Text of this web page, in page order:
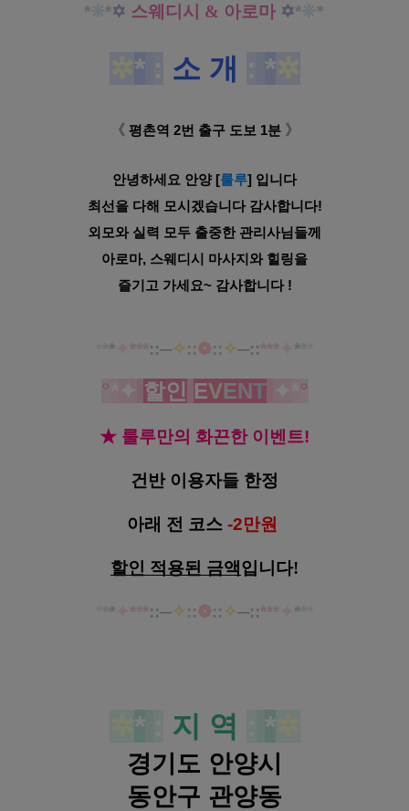
* *✡ 스웨디시 & 아로마 ✡* *
* 소 개 *✲
《 평촌역 2번 출구 도보 1분 》
안녕하세요 안양 [룰루] 입니다
최선을 다해 모시겠습니다 감사합니다!
외모와 실력 모두 출중한 관리사님들께
아로마, 스웨디시 마사지와 힐링을
즐기고 가세요~ 감사합니다 !
* ***::─✧::❁::✧─::*** *
할인 EVENT
★ 룰루만의 화끈한 이벤트!
건반 이용자들 한정
아래 전 코스 -2만원
할인 적용된 금액 입니다!
* ***::─✧::❁::✧─::*** *
* 지 역 *✲
경기도 안양시
동안구 관양동